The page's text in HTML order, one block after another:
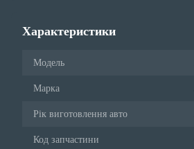
Характеристики
Модель
Марка
Рік виготовлення авто
Код запчастини